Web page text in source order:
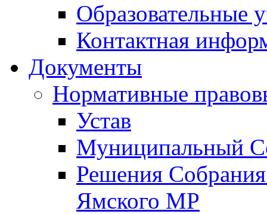
Образовательные
Контактная
Документы
Нормативные
Устав
Муниципальный
Решения
Ямского МР